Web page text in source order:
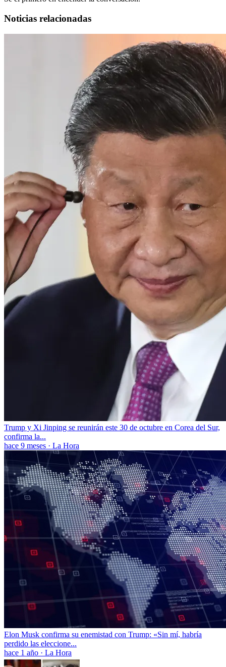
Noticias relacionadas
Trump y Xi Jinping se reunirán este 30 de octubre en Corea del Sur,
confirma la...
hace 9 meses · La Hora
Elon Musk confirma su enemistad con Trump: «Sin mí, habría
perdido las eleccione...
hace 1 año · La Hora